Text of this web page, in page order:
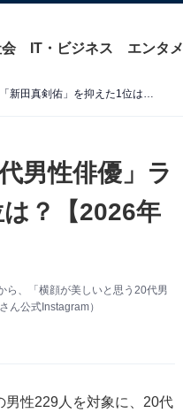
IT・ビジネス エンタメ
【男性が選んだ】「横顔が美しいと思う20代男性俳優」ランキング！ 2位「新田真剣佑」を抑えた1位は？【2026年調査】
男性俳優」ラ
？【2026年
ら、「横顔が美しいと思う20代男
ん公式Instagram）
性229人を対象に、20代